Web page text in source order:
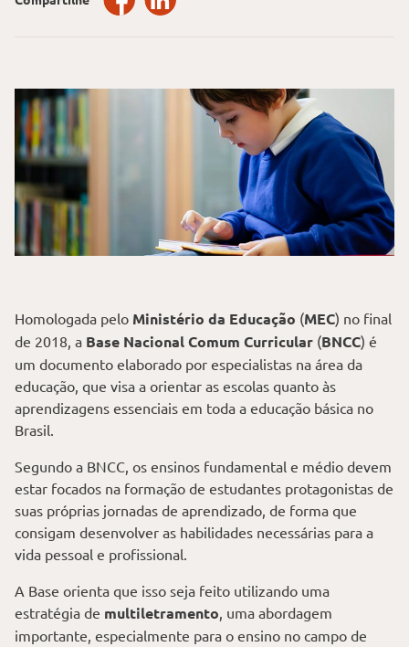
Homologada pelo Ministério da Educação (MEC) no final
de 2018, a Base Nacional Comum Curricular (BNCC) é
um documento elaborado por especialistas na área da
educação, que visa a orientar as escolas quanto às
aprendizagens essenciais em toda a educação básica no
Brasil.
Segundo a BNCC, os ensinos fundamental e médio devem
estar focados na formação de estudantes protagonistas de
suas próprias jornadas de aprendizado, de forma que
consigam desenvolver as habilidades necessárias para a
vida pessoal e profissional.
A Base orienta que isso seja feito utilizando uma
estratégia de multiletramento, uma abordagem
importante, especialmente para o ensino no campo de